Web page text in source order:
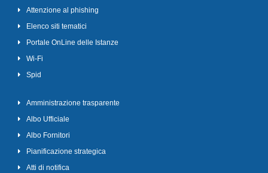
Attenzione al phishing
Elenco siti tematici
Portale OnLine delle Istanze
Wi-Fi
Spid
Amministrazione trasparente
Albo Ufficiale
Albo Fornitori
Pianificazione strategica
Atti di notifica